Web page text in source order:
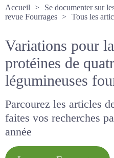
Accueil
Se documenter
La revue Fourrages
Variations
dégradation
quatre
légumineuses
Parcourez les articles
faites vos recherches
année